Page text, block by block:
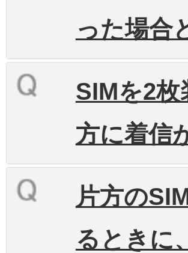
った場合
SIMを2
方に着信
片方の
るときに